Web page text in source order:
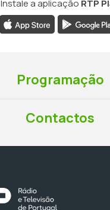
Instale a aplicação RTP
Programação
Contactos